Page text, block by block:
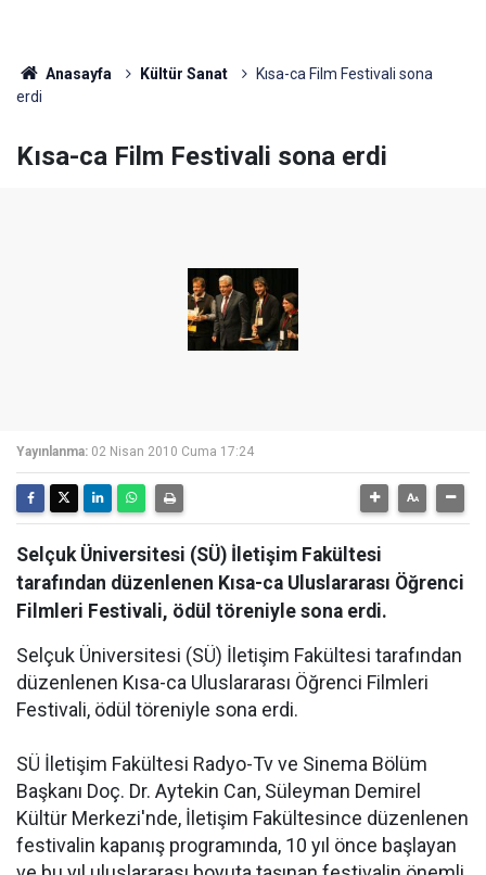
Anasayfa Kültür Sanat
Kısa-ca Film Festivali sona
erdi
Kısa-ca Film Festivali sona erdi
Yayınlanma: 02 Nisan 2010 Cuma 17:24
Selçuk Üniversitesi (SÜ) İletişim Fakültesi
tarafından düzenlenen Kısa-ca Uluslararası Öğrenci
Filmleri Festivali, ödül töreniyle sona erdi.
Selçuk Üniversitesi (SÜ) İletişim Fakültesi tarafından
düzenlenen Kısa-ca Uluslararası Öğrenci Filmleri
Festivali, ödül töreniyle sona erdi.
SÜ İletişim Fakültesi Radyo-Tv ve Sinema Bölüm
Başkanı Doç. Dr. Aytekin Can, Süleyman Demirel
Kültür Merkezi'nde, İletişim Fakültesince düzenlenen
festivalin kapanış programında, 10 yıl önce başlayan